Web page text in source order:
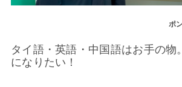
ポ
タイ語・英語・中国語はお手の物
になりたい！